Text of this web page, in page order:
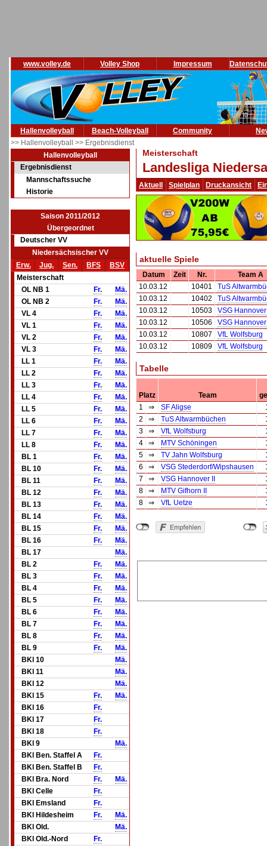
www.volley.de Volley Shop Impressum
Hallenvolleyball Beach-Volleyball Community
>> Hallenvolleyball >> Ergebnisdienst
Hallenvolleyball
Ergebnisdienst
Mannschaftssuche
Historie
Saison 2011/2012
Übergeordnet
Deutscher VV
Niedersächsischer VV
Erw.
Jug. Sen. BFS
BSV
Meisterschaft
OL NB 1
Fr.
Mä.
OL NB 2
Fr.
Mä.
VL 4
Fr.
Mä.
VL 1
Fr.
Mä.
VL 2
Fr.
Mä.
VL 3
Fr.
Mä.
LL 1
Fr.
Mä.
LL 2
Fr.
Mä.
LL 3
Fr.
Mä.
LL 4
Fr.
Mä.
LL 5
Fr.
Mä.
LL 6
Fr.
Mä.
LL 7
Fr.
Mä.
LL 8
Fr.
Mä.
BL 1
Fr.
Mä.
BL 10
Fr.
Mä.
BL 11
Fr.
Mä.
BL 12
Fr.
Mä.
BL 13
Fr.
Mä.
BL 14
Fr.
Mä.
BL 15
Fr.
Mä.
BL 16
Fr.
Mä.
BL 17
Mä.
BL 2
Fr.
Mä.
BL 3
Fr.
Mä.
BL 4
Fr.
Mä.
BL 5
Fr.
Mä.
BL 6
Fr.
Mä.
BL 7
Fr.
Mä.
BL 8
Fr.
Mä.
BL 9
Fr.
Mä.
BKl 10
Mä.
BKl 11
Mä.
BKl 12
Mä.
BKl 15
Fr.
Mä.
BKl 16
Fr.
BKl 17
Fr.
BKl 18
Fr.
BKl 9
Mä.
BKl Ben. Staffel A
Fr.
BKl Ben. Staffel B
Fr.
BKl Bra. Nord
Fr.
Mä.
BKl Celle
Fr.
BKl Emsland
Fr.
BKl Hildesheim
Fr.
Mä.
BKl Old.
Mä.
BKl Old.-Nord
Fr.
Meisterschaft
Landesliga
Aktuell Spielplan Druckansicht
aktuelle Spiele
Datum Zeit Nr.
Team A
10.03.12
10401
TuS
10.03.12
10402
TuS
10.03.12
10503
VSG
10.03.12
10506
VSG
10.03.12
10807
VfL Wolfsburg
10.03.12
10809 VfL Wolfsburg
Tabelle
Platz Team
1
⇒ SF Aligse
2
⇒ TuS Altwarmbüchen
3
⇒ VfL Wolfsburg
4
⇒ MTV Schöningen
5
⇒ TV Jahn Wolfsburg
6
⇒ VSG Stederdorf/Wipshausen
7
⇒ VSG Hannover II
8
⇒ MTV Gifhorn II
8
⇒ VfL Uetze